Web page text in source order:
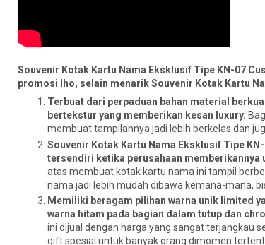
Souvenir Kotak Kartu Nama Eksklusif Tipe KN-07
promosi lho, selain menarik Souvenir Kotak Kartu
Terbuat dari perpaduan bahan material
bertekstur yang memberikan kesan luxury.
membuat tampilannya jadi lebih berkelas dan
Souvenir Kotak Kartu Nama Eksklusif Tipe
tersendiri ketika perusahaan
atas membuat kotak kartu nama ini tampil
nama jadi lebih mudah dibawa kemana-mana,
Memiliki beragam pilihan warna unik limited
warna hitam pada bagian dalam tutup dan
ini dijual dengan harga yang sangat terjangkau
gift spesial untuk banyak orang dimomen